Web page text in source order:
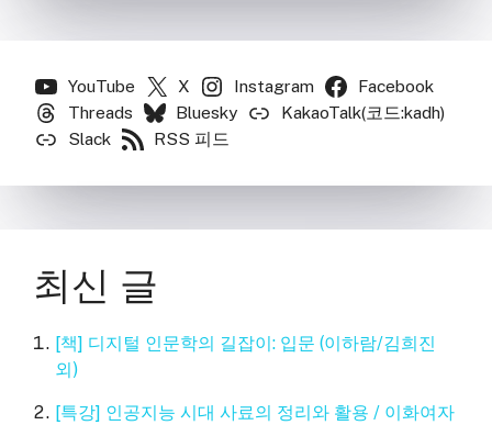
YouTube X Instagram
Facebook
Threads
Bluesky
KakaoTalk(코드:kadh)
Slack
RSS 피드
최신 글
[책] 디지털 인문학의 길잡이: 입문 (이하람/김희진
외)
[특강] 인공지능 시대 사료의 정리와 활용 / 이화여자